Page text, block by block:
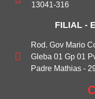
13041-316
FILIAL -
Rod. Gov Mario
Gleba 01 Gp 01
Padre Mathias -